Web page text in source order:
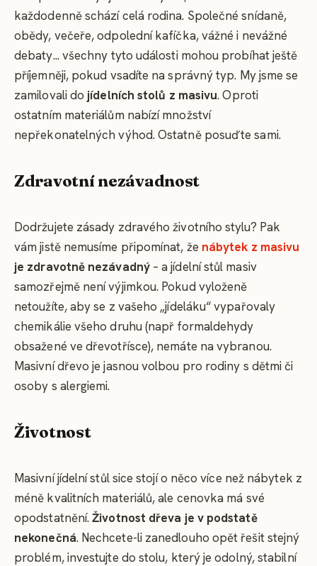
každodenně schází celá rodina. Společné snídaně,
obědy, večeře, odpolední kafíčka, vážné i nevážné
debaty... všechny tyto události mohou probíhat ještě
příjemněji, pokud vsadíte na správný typ. My jsme se
zamilovali do jídelních stolů z masivu. Oproti
ostatním materiálům nabízí množství
nepřekonatelných výhod. Ostatně posuďte sami.
Zdravotní nezávadnost
Dodržujete zásady zdravého životního stylu? Pak
vám jistě nemusíme připomínat, že nábytek z masivu
je zdravotně nezávadný– a jídelní stůl masiv
samozřejmě není výjimkou. Pokud vyloženě
netoužíte, aby se z vašeho „jídeláku“ vypařovaly
chemikálie všeho druhu (např formaldehydy
obsažené ve dřevotřísce), nemáte na vybranou.
Masivní dřevo je jasnou volbou pro rodiny s dětmi či
osoby s alergiemi.
Životnost
Masivní jídelní stůl sice stojí o něco více než nábytek z
méně kvalitních materiálů, ale cenovka má své
opodstatnění.Životnost dřeva je v podstatě
nekonečná. Nechcete-li zanedlouho opět řešit stejný
problém, investujte do stolu, který je odolný, stabilní